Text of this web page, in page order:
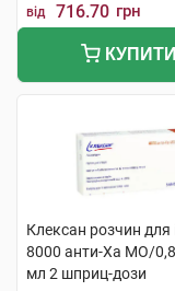
від 716.70 грн
КУПИТИ
Клексан розчин для
8000 анти-Ха МО/
мл 2 шприц-дози